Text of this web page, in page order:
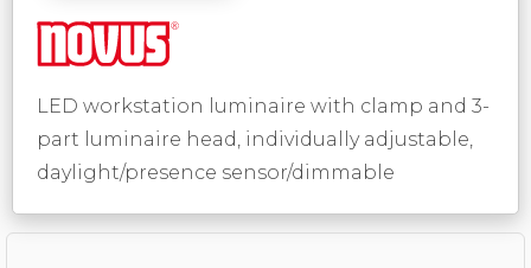
LED workstation luminaire with clamp and 3-
part luminaire head, individually adjustable,
daylight/presence sensor/dimmable